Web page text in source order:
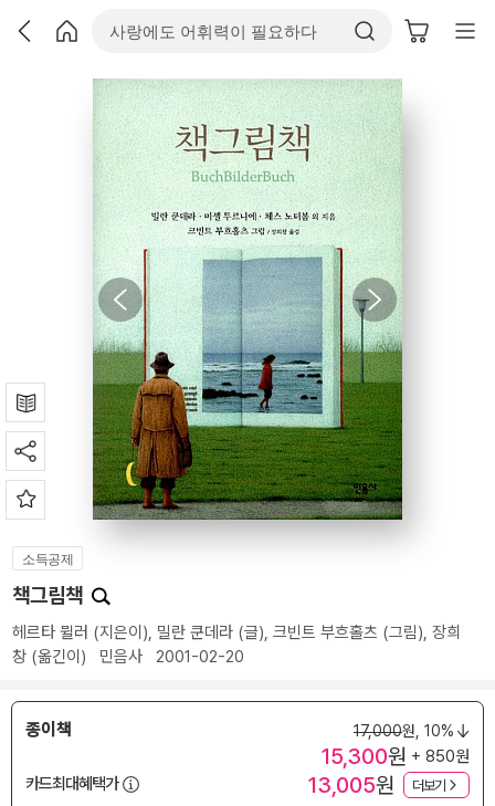
소득공제
책그림책
헤르타 뮐러 (지은이), 밀란 쿤데라 (글), 크빈트 부흐홀츠 (그림), 장희
창 (옮긴이) 민음사 2001-02-20
종이책 17,000원, 10%
15,300원 + 850원
카드최대혜택가
13,005원 더보기